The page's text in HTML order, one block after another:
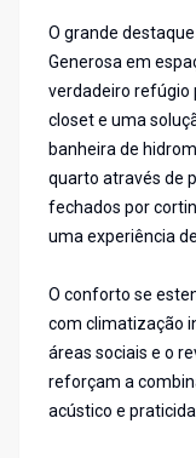
O grande
Generosa em
verdadeiro refúgio
closet e uma
banheira de
quarto através de
fechados por
uma experiência
O conforto se
com climatização
áreas sociais e o
reforçam a
acústico e